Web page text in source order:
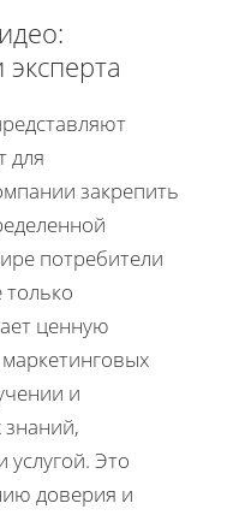
для
закрепить
потребители
только
ценную
и
услугой. Это
доверия и